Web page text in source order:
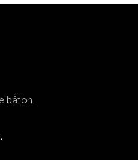
bâton.